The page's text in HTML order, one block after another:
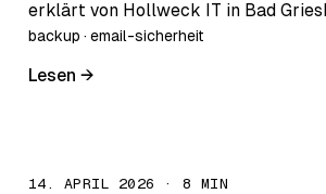
erklärt von Hollweck IT in Bad
backup · email-sicherheit
Lesen →
14. APRIL 2026 · 8 MIN